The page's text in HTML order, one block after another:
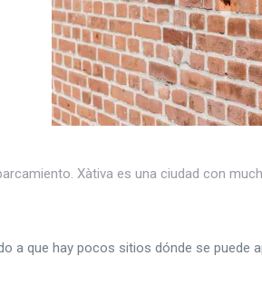
Xàtiva es una ciudad con
a que hay pocos sitios dónde se